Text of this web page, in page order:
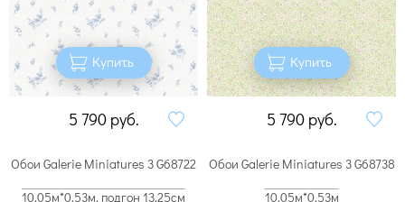
Купить
5 790 руб.
Купить
5 790 руб.
Обои Galerie Miniatures 3 G68722
10.05м*0.53м, подгон 13.25см
Обои Galerie Miniatures 3 G68738
10.05м*0.53м